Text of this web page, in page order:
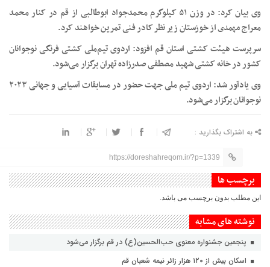
وی بیان کرد: در وزن ۵۱ کیلوگرم محمدجواد ابوطالبی از قم در کنار محمد
معراجمهمدیاز خوزستان زیر نظر کادر فنی تمرین خواهند کرد.
سرپرست هیئت کشتی استان قم افزود: اردوی تیم‌ملی کشتی فرنگی نوجوانان
کشور در خانه کشتی شهید مصطفی صدرزاده تهران برگزار می‌شود.
وی یادآور شد: اردوی تیم ملی جهت حضور در مسابقات آسیایی و جهانی ۲۰۲۳
نوجوانان برگزار می‌شود.
به اشتراک بگذارید :
https://doreshahreqom.ir/?p=1339
برچسب ها
این مطلب بدون برچسب می باشد.
نوشته های مشابه
پنجمین جشنواره معنوی حب‌الحسین(ع) در قم برگزار می‌شود
اسکان بیش از ۱۲۰ هزار زائر نیمه شعبان قم